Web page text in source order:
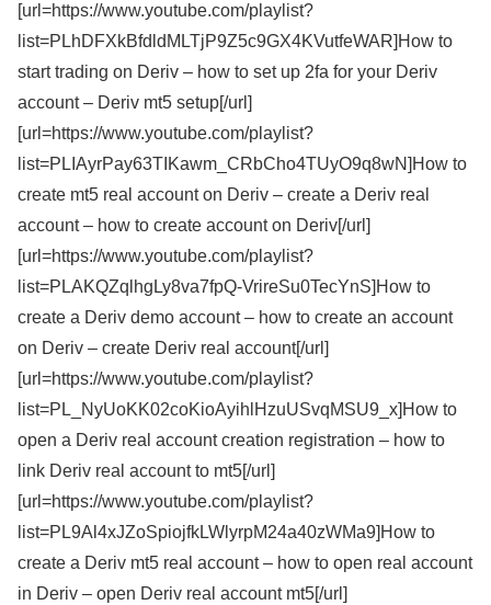
[url=https://www.youtube.com/playlist?
list=PLhDFXkBfdldMLTjP9Z5c9GX4KVutfeWAR]How to
start trading on Deriv – how to set up 2fa for your Deriv
account – Deriv mt5 setup[/url]
[url=https://www.youtube.com/playlist?
list=PLIAyrPay63TIKawm_CRbCho4TUyO9q8wN]How to
create mt5 real account on Deriv – create a Deriv real
account – how to create account on Deriv[/url]
[url=https://www.youtube.com/playlist?
list=PLAKQZqlhgLy8va7fpQ-VrireSu0TecYnS]How to
create a Deriv demo account – how to create an account
on Deriv – create Deriv real account[/url]
[url=https://www.youtube.com/playlist?
list=PL_NyUoKK02coKioAyihlHzuUSvqMSU9_x]How to
open a Deriv real account creation registration – how to
link Deriv real account to mt5[/url]
[url=https://www.youtube.com/playlist?
list=PL9Al4xJZoSpiojfkLWlyrpM24a40zWMa9]How to
create a Deriv mt5 real account – how to open real account
in Deriv – open Deriv real account mt5[/url]